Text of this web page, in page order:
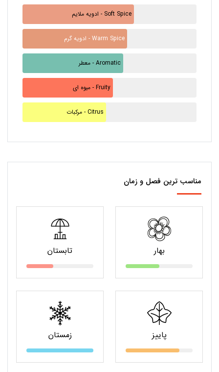
ادویه ملایم - Soft Spice
ادویه گرم - Warm Spice
معطر - Aromatic
میوه ای - Fruity
مرکبات - Citrus
مناسب ترین فصل و زمان
بهار تابستان
پاییز زمستان